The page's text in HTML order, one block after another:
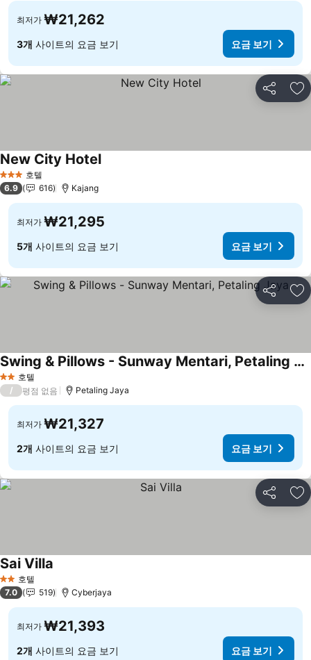
최저가 ₩21,262
3개 사이트의 요금 보기 요금 보기
공유 즐
3 성급 호텔
New City Hotel요금 보기
6.9 616 Kajang
최저가 ₩21,295
5개 사이트의 요금 보기 요금 보기
공유 즐
2 성급호텔
Swing & Pillows - Sunway Mentari, Petaling Jaya
요금 보기
/ 평점 없음 Petaling Jaya
최저가 ₩21,327
2개 사이트의 요금 보기 요금 보기
공유 즐
2 성급호텔
Sai Villa
7.0 519 Cyberjaya
최저가 ₩21,393
2개 사이트의 요금 보기 요금 보기